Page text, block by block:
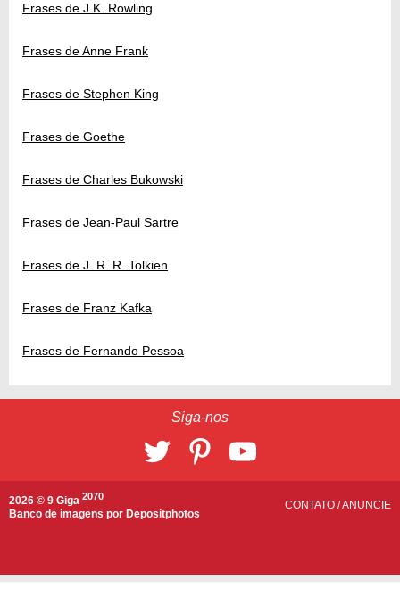
Frases de J.K. Rowling
Frases de Anne Frank
Frases de Stephen King
Frases de Goethe
Frases de Charles Bukowski
Frases de Jean-Paul Sartre
Frases de J. R. R. Tolkien
Frases de Franz Kafka
Frases de Fernando Pessoa
Siga-nos
2026 © 9 Giga 2070
Banco de imagens por Depositphotos
CONTATO /ANUNCIE